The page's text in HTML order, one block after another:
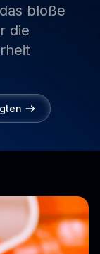
das bloße
die